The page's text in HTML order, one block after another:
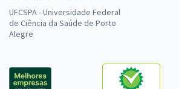
UFCSPA - Universidade Federal
de Ciência da Saúde de Porto
Alegre